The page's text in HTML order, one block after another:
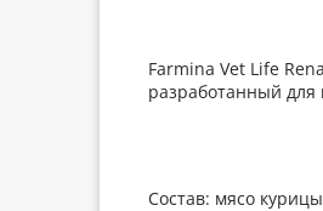
Farmina Vet Life
разработанный для
Состав: мясо